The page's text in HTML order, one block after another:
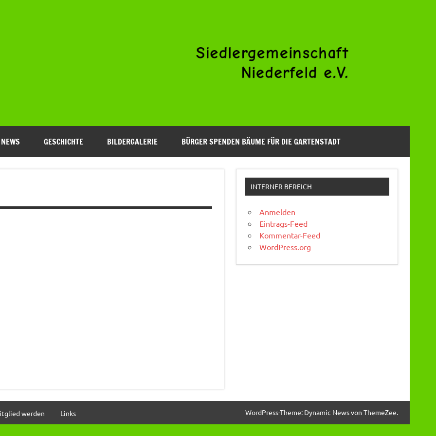
NEWS GESCHICHTE BILDERGALERIE BÜRGER SPENDEN BÄUME FÜR DIE GARTENSTADT
INTERNER BEREICH
Anmelden
Eintrags-Feed
Kommentar-Feed
WordPress.org
werden Links WordPress-Theme: Dynamic News von ThemeZee.